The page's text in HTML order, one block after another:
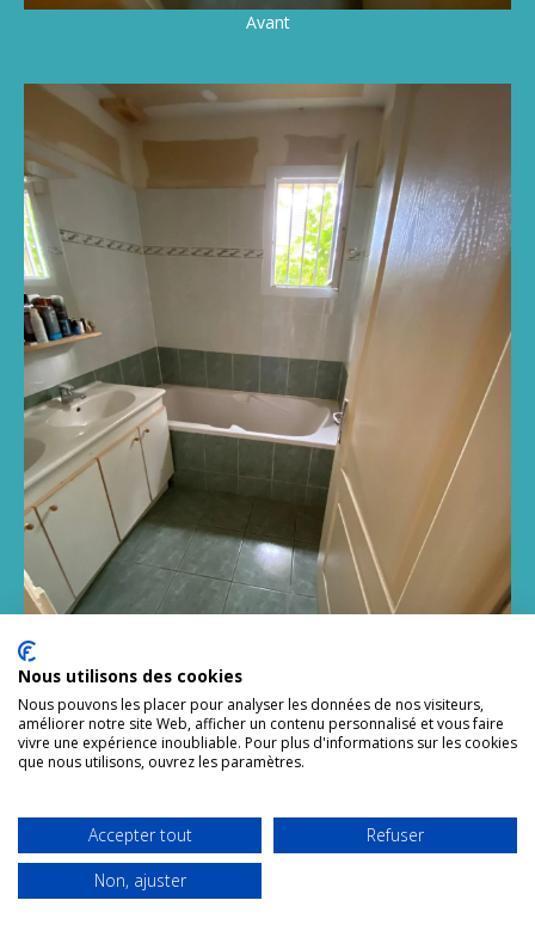
Avant
Après
Nous utilisons des cookies
Nous pouvons les placer pour analyser les données de nos visiteurs,
améliorer notre site Web, afficher un contenu personnalisé et vous faire
vivre une expérience inoubliable. Pour plus d'informations sur les cookies
que nous utilisons, ouvrez les paramètres.
Accepter tout
Refuser
Non, ajuster